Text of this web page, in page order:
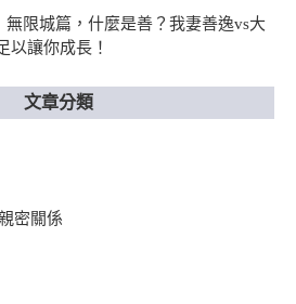
無限城篇，什麼是善？我妻善逸vs大
以讓你成長！
文章分類
密關係